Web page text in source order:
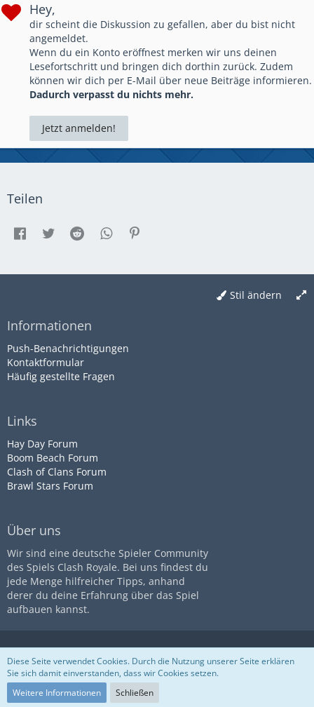
Hey,
dir scheint die Diskussion zu gefallen, aber du bist nicht
angemeldet.
Wenn du ein Konto eröffnest merken wir uns deinen
Lesefortschritt und bringen dich dorthin zurück. Zudem
können wir dich per E-Mail über neue Beiträge informieren.
Dadurch verpasst du nichts mehr.
Jetzt anmelden!
Teilen
Stil ändern
Informationen
Push-Benachrichtigungen
Kontaktformular
Häufig gestellte Fragen
Links
Hay Day Forum
Boom Beach Forum
Clash of Clans Forum
Brawl Stars Forum
Über uns
Wir sind eine deutsche Spieler Community
des Spiels Clash Royale. Bei uns findest du
jede Menge hilfreicher Tipps, anhand
derer du deine Erfahrung über das Spiel
aufbauen kannst.
Diese Seite ist nicht mit dem
UnternehmenSupercellassoziiert
Community-Software:WoltLab
Suite™
Impressum
Datenschutz
Nutzungsbestimmungen
Diese Seite verwendet Cookies. Durch die Nutzung unserer Seite erklären
Sie sich damit einverstanden, dass wir Cookies setzen.
Weitere Informationen
Schließen